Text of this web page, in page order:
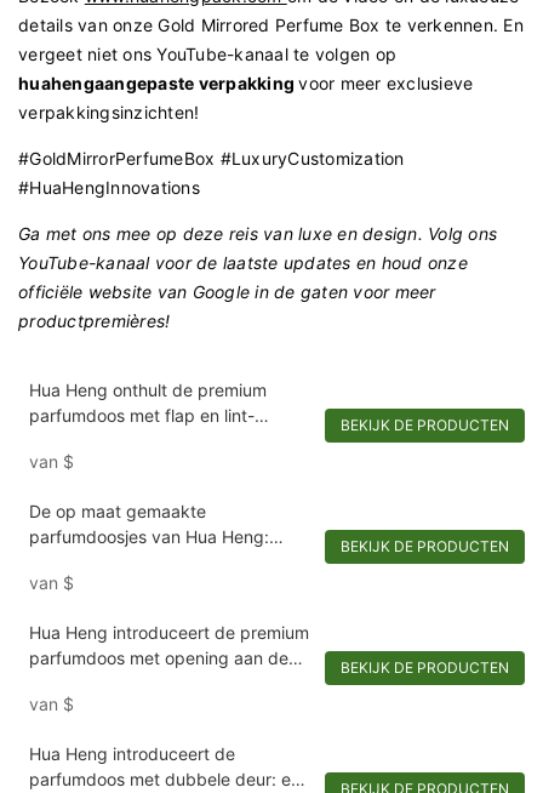
details van onze Gold Mirrored Perfume Box te verkennen. En
vergeet niet ons YouTube-kanaal te volgen op
huahengaangepaste verpakkingvoor meer exclusieve
verpakkingsinzichten!
#GoldMirrorPerfumeBox #LuxuryCustomization
#HuaHengInnovations
Ga met ons mee op deze reis van luxe en design. Volg ons
YouTube-kanaal voor de laatste updates en houd onze
officiële website van Google in de gaten voor meer
productpremières!
Hua Heng onthult de premium
parfumdoos met flap en lint-
van $
BEKIJK DE PRODUCTEN
De op maat gemaakte
parfumdoosjes van Hua Heng:
vormen
van $
BEKIJK DE PRODUCTEN
Hua Heng introduceert de premium
parfumdoos met opening aan de
leunende1721923769388143
van $
BEKIJK DE PRODUCTEN
Hua Heng introduceert de
parfumdoos met dubbele deur: een
BEKIJK DE PRODUCTEN